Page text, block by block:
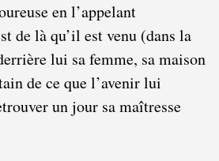
en l’appelant
de là qu’il est venu (dans la
lui sa femme, sa maison
de ce que l’avenir lui
un jour sa maîtresse